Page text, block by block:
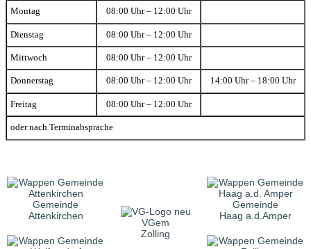
Montag 08:00 Uhr – 12:00 Uhr
Dienstag 08:00 Uhr – 12:00 Uhr
Mittwoch 08:00 Uhr – 12:00 Uhr
Donnerstag 08:00 Uhr – 12:00 Uhr 14:00 Uhr – 18:00 Uhr
Freitag 08:00 Uhr – 12:00 Uhr
oder nach Terminabsprache
Gemeinde
Attenkirchen
VGem
Zolling
Gemeinde
Haag a.d.Amper